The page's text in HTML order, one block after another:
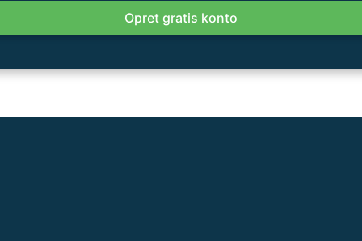
Opret gratis konto